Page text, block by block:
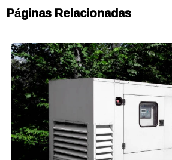
Páginas Relacionadas